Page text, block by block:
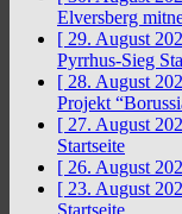
Elversberg
[ 29. August
Pyrrhus-Sieg
[ 28. August
Projekt
[ 27. August
Startseite
[ 26. August
[ 23. August
Startseite